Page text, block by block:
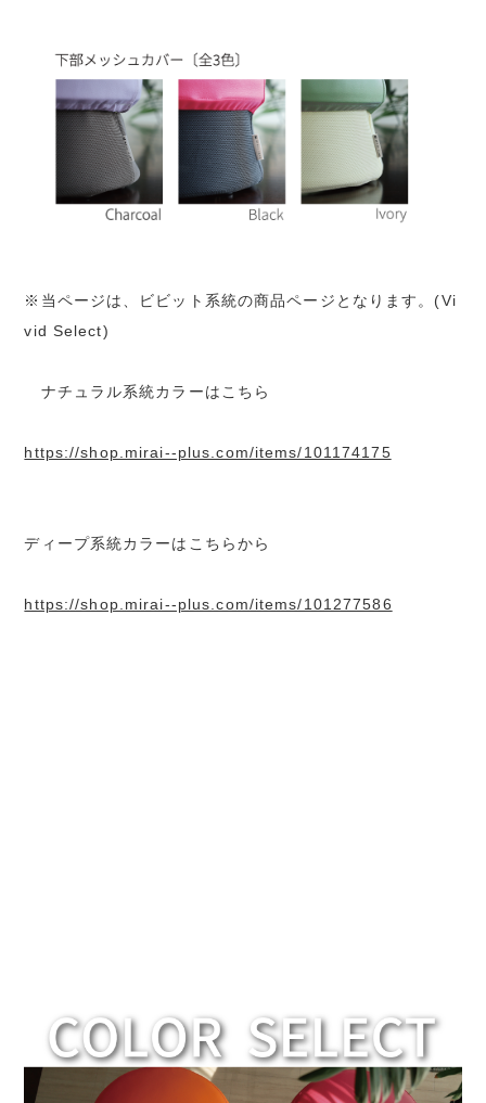
※当ページは、ビビット系統の商品ページとなります。(Vi
vid Select)
ナチュラル系統カラーはこちら
https://shop.mirai--plus.com/items/101174175
ディープ系統カラーはこちらから
https://shop.mirai--plus.com/items/101277586